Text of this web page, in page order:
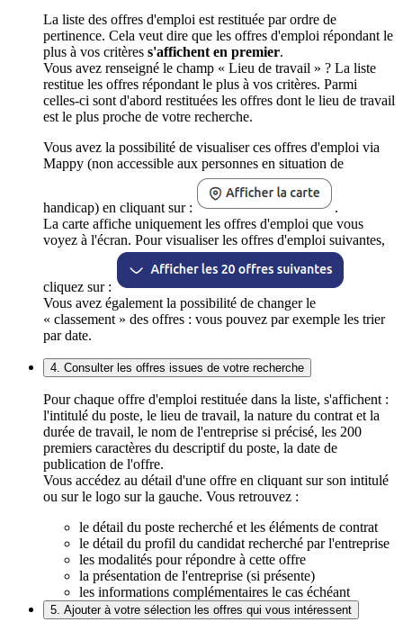
La liste des offres d'emploi est restituée par ordre de
pertinence. Cela veut dire que les offres d'emploi répondant le
plus à vos critères s'affichent en premier.
Vous avez renseigné le champ « Lieu de travail » ? La liste
restitue les offres répondant le plus à vos critères. Parmi
celles-ci sont d'abord restituées les offres dont le lieu de travail
est le plus proche de votre recherche.
Vous avez la possibilité de visualiser ces offres d'emploi via
Mappy (non accessible aux personnes en situation de
handicap) en cliquant sur :
.
La carte affiche uniquement les offres d'emploi que vous
voyez à l'écran. Pour visualiser les offres d'emploi suivantes,
cliquez sur :
Vous avez également la possibilité de changer le
« classement » des offres : vous pouvez par exemple les trier
par date.
4. Consulter les offres issues de votre recherche
Pour chaque offre d'emploi restituée dans la liste, s'affichent :
l'intitulé du poste, le lieu de travail, la nature du contrat et la
durée de travail, le nom de l'entreprise si précisé, les 200
premiers caractères du descriptif du poste, la date de
publication de l'offre.
Vous accédez au détail d'une offre en cliquant sur son intitulé
ou sur le logo sur la gauche. Vous retrouvez :
le détail du poste recherché et les éléments de contrat
le détail du profil du candidat recherché par l'entreprise
les modalités pour répondre à cette offre
la présentation de l'entreprise (si présente)
les informations complémentaires le cas échéant
5. Ajouter à votre sélection les offres qui vous intéressent